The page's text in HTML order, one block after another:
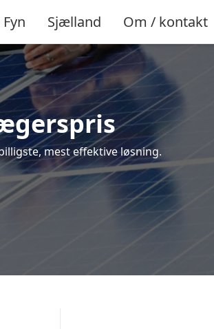
Fyn Sjælland Om / kontakt
mest effektive løsning.